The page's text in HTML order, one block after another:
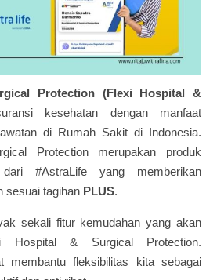
Protection (Flexi Hospital &
kesehatan dengan manfaat
di Rumah Sakit di Indonesia.
Protection merupakan produk
#AstraLife yang memberikan
sesuai tagihan PLUS.
sekali fitur kemudahan yang akan
Hospital & Surgical Protection.
membantu fleksibilitas kita sebagai